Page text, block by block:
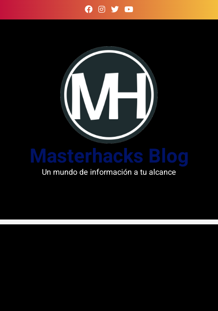
to
Masterhacks Blog
Un mundo de información a tu alcance